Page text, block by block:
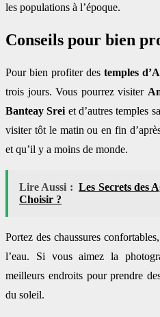
les populations à l’époque.
Conseils pour bien
Pour bien profiter des temples
trois jours. Vous pourrez visiter
Banteay Srei et d’autres temples
visiter tôt le matin ou en fin
et qu’il y a moins de monde.
Lire Aussi : Les Secrets des
Choisir ?
Portez des chaussures
l’eau. Si vous aimez la
meilleurs endroits pour prendre
du soleil.